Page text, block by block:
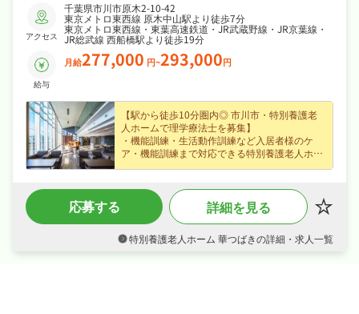
アクセス
千葉県市川市原木2-10-42
東京メトロ東西線 原木中山駅より徒歩7分
東京メトロ東西線・東葉高速鉄道・JR武蔵野線・JR京葉線・
JR総武線 西船橋駅より徒歩19分
給与
月給277,000 円~293,000円
【駅から徒歩10分圏内◎ 市川市・特別養護老
人ホームで理学療法士を募集】
・機能訓練・生活動作訓練など入居者様のケ
ア・機能訓練まで対応できる特別養護老人ホー
長できます♪
・月給27.7〜29.3万円（正社員）、賞与年2
回・昇給ありなど好待遇で、安定した収入を目
・日勤のみ、夏季休暇など長期休暇も取りやす
応募する 詳細を見る
特別養護老人ホーム 華つばきの詳細・求人一覧